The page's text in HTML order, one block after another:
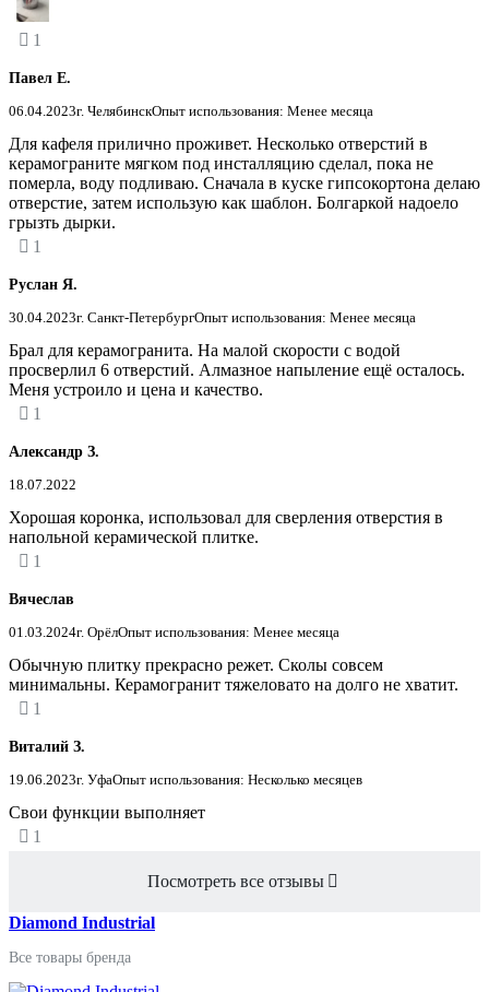
1
Павел Е.
06.04.2023г. ЧелябинскОпыт использования: Менее месяца
Для кафеля прилично проживет. Несколько отверстий в
керамограните мягком под инсталляцию сделал, пока не
померла, воду подливаю. Сначала в куске гипсокортона делаю
отверстие, затем использую как шаблон. Болгаркой надоело
грызть дырки.
1
Руслан Я.
30.04.2023г. Санкт-ПетербургОпыт использования: Менее месяца
Брал для керамогранита. На малой скорости с водой
просверлил 6 отверстий. Алмазное напыление ещё осталось.
Меня устроило и цена и качество.
1
Александр З.
18.07.2022
Хорошая коронка, использовал для сверления отверстия в
напольной керамической плитке.
1
Вячеслав
01.03.2024г. ОрёлОпыт использования: Менее месяца
Обычную плитку прекрасно режет. Сколы совсем
минимальны. Керамогранит тяжеловато на долго не хватит.
1
Виталий З.
19.06.2023г. УфаОпыт использования: Несколько месяцев
Свои функции выполняет
1
Посмотреть все отзывы
Diamond Industrial
Все товары бренда